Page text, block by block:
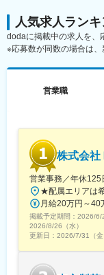
■当社について
当社は、人々
っと快適に・も
オフィス環境
らげる空間づ
・ソリューシ
最適な商材を
・導入・アフ
●提案・サポー
・FAXの電子
・清掃ロボッ
■扱うサービス
ICT・OA機器
め、業務ソフ
ス、セキュリ
商材から複合
■業務の魅力
「空間（オフ
がる貢献が可能
人気求人ラン
dodaに掲載中の求人を、
※応募数が同数の場合は、
営業職
株式会社
営業事務／年休125
月給20万円～40
掲載予定期間： 2026/6/
2026/8/26（水）
更新日： 2026/7/31（金